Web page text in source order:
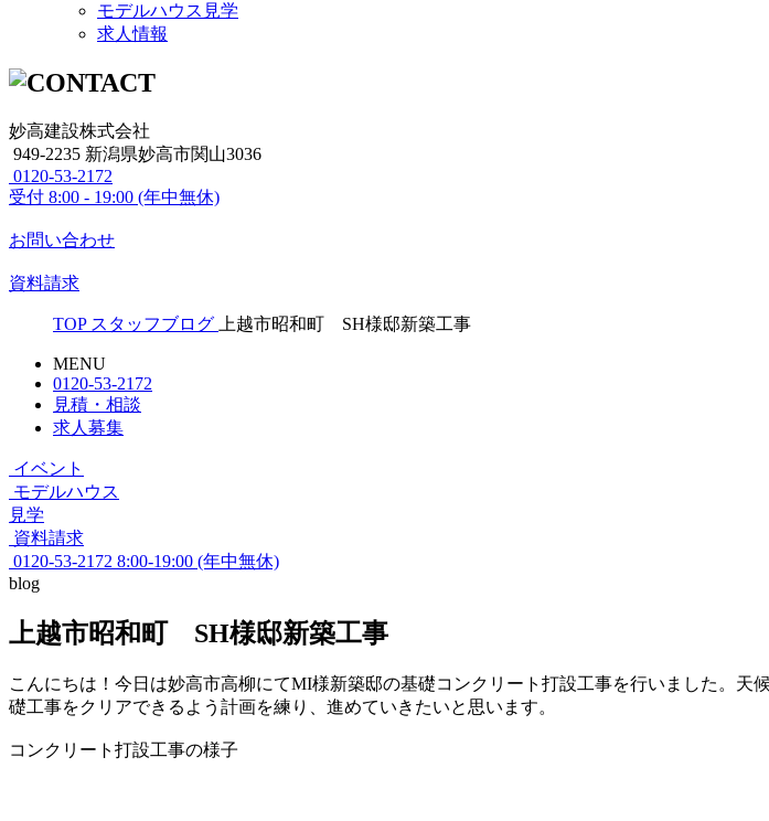
モデルハウス見学
求人情報
妙高建設株式会社
949-2235 新潟県妙高市関山3036
0120-53-2172
受付 8:00 - 19:00 (年中無休)
お問い合わせ
資料請求
TOP スタッフブログ 上越市昭和町 SH様邸新築工事
MENU
0120-53-2172
見積・相談
求人募集
イベント
モデルハウス
見学
資料請求
0120-53-2172 8:00-19:00 (年中無休)
blog
上越市昭和町 SH様邸新築工事
こんにちは！今日は妙高市高柳にてMI様新築邸の基礎コンクリート打設工事を行いました。
礎工事をクリアできるよう計画を練り、進めていきたいと思います。
コンクリート打設工事の様子